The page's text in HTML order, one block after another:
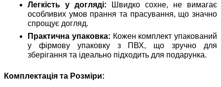
Легкість у догляді: Швидко сохне, не вимагає
особливих умов прання та прасування, що значно
спрощує догляд.
Практична упаковка: Кожен комплект упакований
у фірмову упаковку з ПВХ, що зручно для
зберігання та ідеально підходить для подарунка.
Комплектація та Розміри: